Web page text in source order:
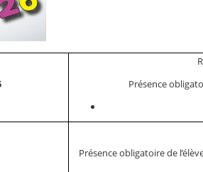
Présence
Présence obligatoire de